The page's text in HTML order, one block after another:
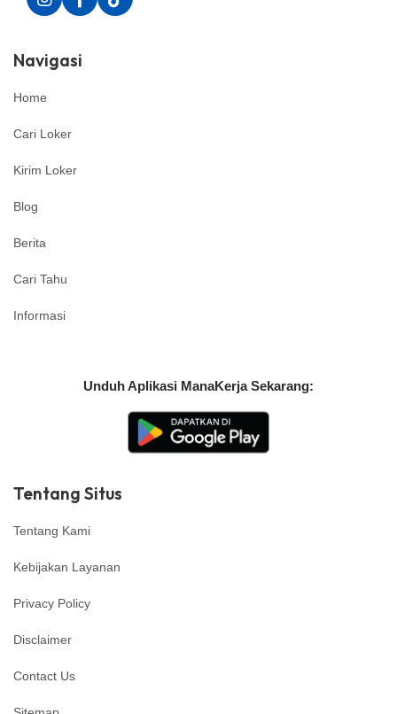
Navigasi
Home
Cari Loker
Kirim Loker
Blog
Berita
Cari Tahu
Informasi
Unduh Aplikasi ManaKerja Sekarang:
Tentang Situs
Tentang Kami
Kebijakan Layanan
Privacy Policy
Disclaimer
Contact Us